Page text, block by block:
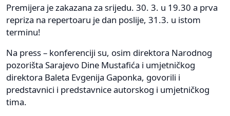
Premijera je zakazana za srijedu. 30. 3. u 19.30 a prva
repriza na repertoaru je dan poslije, 31.3. u istom
terminu!
Na press – konferenciji su, osim direktora Narodnog
pozorišta Sarajevo Dine Mustafića i umjetničkog
direktora Baleta Evgenija Gaponka, govorili i
predstavnici i predstavnice autorskog i umjetničkog
tima.